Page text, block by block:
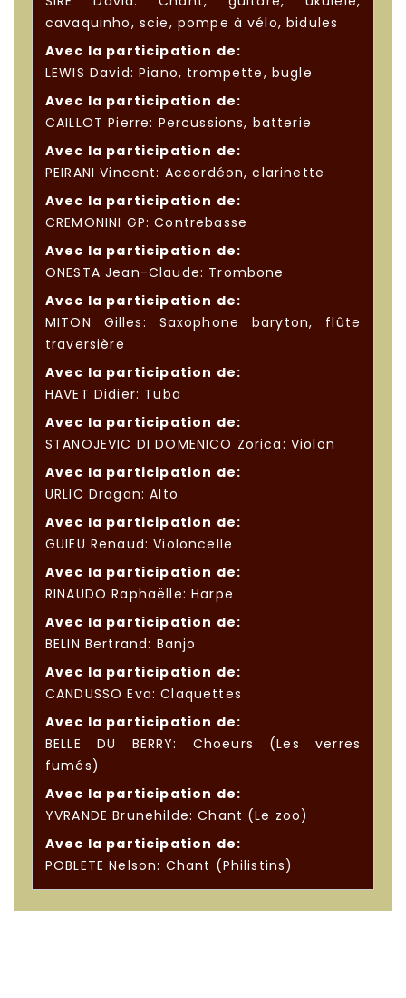
cavaquinho, scie, pompe à vélo, bidules
Avec la participation de:
LEWIS David: Piano, trompette, bugle
Avec la participation de:
CAILLOT Pierre: Percussions, batterie
Avec la participation de:
PEIRANI Vincent: Accordéon, clarinette
Avec la participation de:
CREMONINI GP: Contrebasse
Avec la participation de:
ONESTA Jean-Claude: Trombone
Avec la participation de:
MITON Gilles: Saxophone baryton, flûte
traversière
Avec la participation de:
HAVET Didier: Tuba
Avec la participation de:
STANOJEVIC DI DOMENICO Zorica: Violon
Avec la participation de:
URLIC Dragan: Alto
Avec la participation de:
GUIEU Renaud: Violoncelle
Avec la participation de:
RINAUDO Raphaëlle: Harpe
Avec la participation de:
BELIN Bertrand: Banjo
Avec la participation de:
CANDUSSO Eva: Claquettes
Avec la participation de:
BELLE DU BERRY: Choeurs (Les verres
fumés)
Avec la participation de:
YVRANDE Brunehilde: Chant (Le zoo)
Avec la participation de:
POBLETE Nelson: Chant (Philistins)